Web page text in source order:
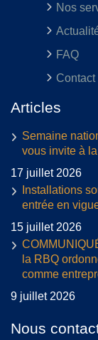
Nos
FAQ
Contact
Articles
Semaine
vous invite à
17 juillet 2026
Installations
entrée en
15 juillet 2026
la RBQ
comme
9 juillet 2026
Nous